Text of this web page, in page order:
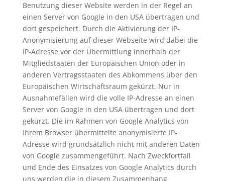
Benutzung dieser Website werden in der Regel an
einen Server von Google in den USA übertragen und
dort gespeichert. Durch die Aktivierung der IP-
Anonymisierung auf dieser Webseite wird dabei die
IP-Adresse vor der Übermittlung innerhalb der
Mitgliedstaaten der Europäischen Union oder in
anderen Vertragsstaaten des Abkommens über den
Europäischen Wirtschaftsraum gekürzt. Nur in
Ausnahmefällen wird die volle IP-Adresse an einen
Server von Google in den USA übertragen und dort
gekürzt. Die im Rahmen von Google Analytics von
Ihrem Browser übermittelte anonymisierte IP-
Adresse wird grundsätzlich nicht mit anderen Daten
von Google zusammengeführt. Nach Zweckfortfall
und Ende des Einsatzes von Google Analytics durch
uns werden die in diesem Zusammenhang